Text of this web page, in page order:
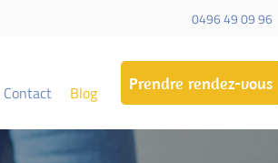
0496 49 09 96
Contact Blog Prendre rendez-vous